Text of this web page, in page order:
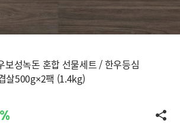
보성녹돈 혼합 선물세트 / 한우등심
살500g×2팩 (1.4kg)